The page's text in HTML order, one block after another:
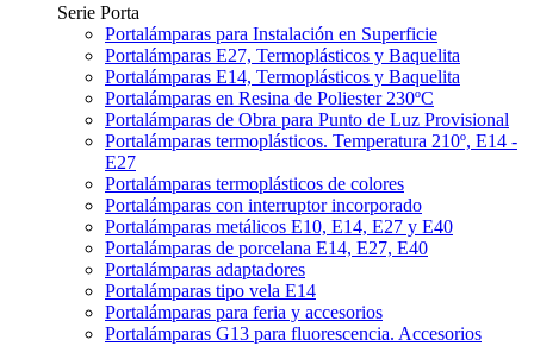
Serie Porta
Portalámparas para Instalación en Superficie
Portalámparas E27, Termoplásticos y Baquelita
Portalámparas E14, Termoplásticos y Baquelita
Portalámparas en Resina de Poliester 230ºC
Portalámparas de Obra para Punto de Luz Provisional
Portalámparas termoplásticos. Temperatura 210º, E14 -
E27
Portalámparas termoplásticos de colores
Portalámparas con interruptor incorporado
Portalámparas metálicos E10, E14, E27 y E40
Portalámparas de porcelana E14, E27, E40
Portalámparas adaptadores
Portalámparas tipo vela E14
Portalámparas para feria y accesorios
Portalámparas G13 para fluorescencia. Accesorios